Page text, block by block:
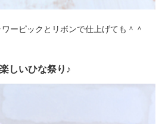
ーピックとリボンで仕上げても＾＾
しいひな祭り♪